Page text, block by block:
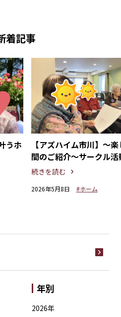
着記事
うホ
【アズハイム市川】〜
間のご紹介〜サークル
まりました！
続きを読む
2026年5月8日 #ホーム
年別
2026年